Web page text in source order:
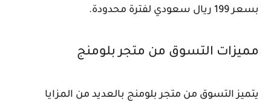
بسعر 199 ريال سعودي لفترة محدودة.
مميزات التسوق من متجر بلومنج
يتميز التسوق من متجر بلومنج بالعديد من المزايا